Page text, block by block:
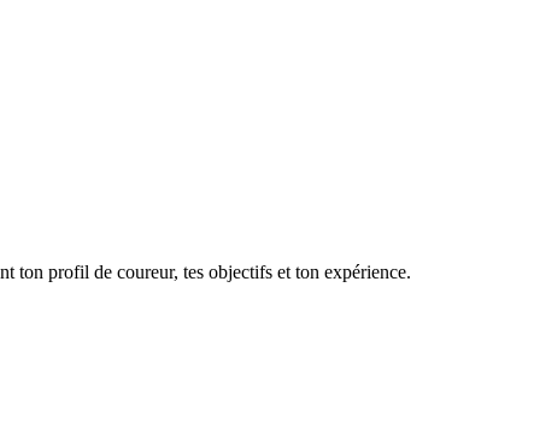
ton profil de coureur, tes objectifs et ton expérience.